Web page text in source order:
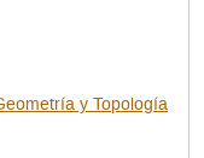
y Topología